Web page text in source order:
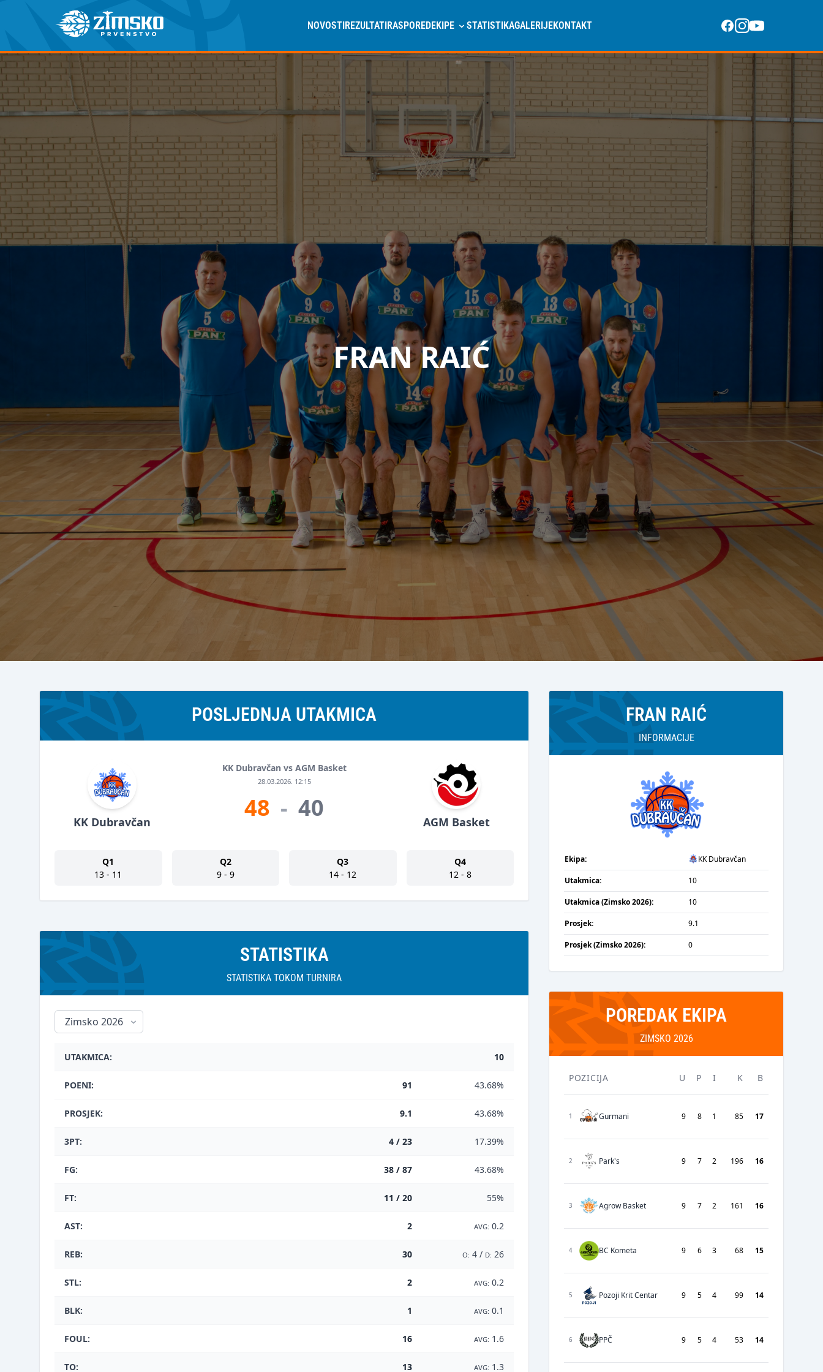
NOVOSTIREZULTATIRASPOREDEKIPE STATISTIKAGALERIJEKONTAKT
FRAN RAIĆ
POSLJEDNJA UTAKMICA
KK Dubravčan
KK Dubravčan vs AGM Basket
28.03.2026. 12:15
48 - 40 AGM Basket
Q1
13 - 11
Q2
9 - 9
Q3
14 - 12
Q4
12 - 8
STATISTIKA
STATISTIKA TOKOM TURNIRA
UTAKMICA: 10
POENI: 91 43.68%
PROSJEK: 9.1 43.68%
3PT: 4 / 23 17.39%
FG: 38 / 87 43.68%
FT: 11 / 20 55%
AST: 2 AVG: 0.2
REB: 30 O: 4 / D: 26
STL: 2 AVG: 0.2
BLK: 1 AVG: 0.1
FOUL: 16 AVG: 1.6
TO: 13 AVG: 1.3
FRAN RAIĆ
INFORMACIJE
Ekipa: KK Dubravčan
Utakmica: 10
Utakmica (Zimsko 2026): 10
Prosjek: 9.1
Prosjek (Zimsko 2026): 0
POREDAK EKIPA
ZIMSKO 2026
POZICIJA U P I K B
1 Gurmani 9 8 1 85 17
2 Park's 9 7 2 196 16
3 Agrow Basket 9 7 2 161 16
4 BC Kometa 9 6 3 68 15
5 Pozoji Krit Centar 9 5 4 99 14
6 PPČ 9 5 4 53 14